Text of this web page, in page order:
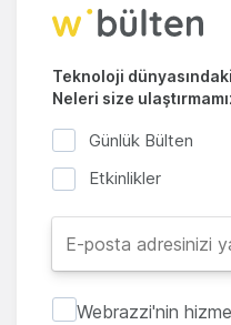
Teknoloji
Neleri size
Günlük Bülten
Etkinlikler
Webrazzi'nin